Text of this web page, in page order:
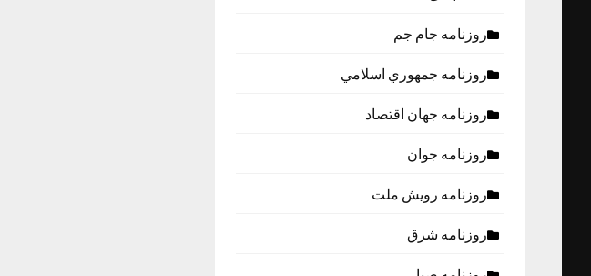
روزنامه جام جم
روزنامه جمهوري اسلامي
روزنامه جهان اقتصاد
روزنامه جوان
روزنامه رویش ملت
روزنامه شرق